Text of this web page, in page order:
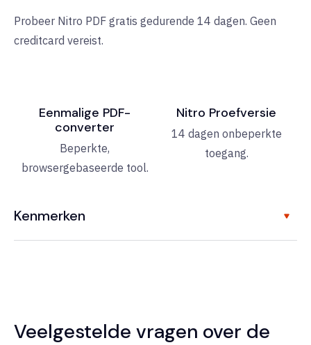
Probeer Nitro PDF gratis gedurende 14 dagen. Geen
creditcard vereist.
Eenmalige PDF-
converter
Beperkte,
browsergebaseerde tool.
Nitro Proefversie
14 dagen onbeperkte
toegang.
Kenmerken
Veelgestelde vragen over de